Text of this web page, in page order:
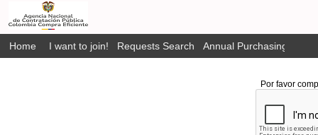
Home I want to join! Requests Search Annual Purchasing Plan
Por favor